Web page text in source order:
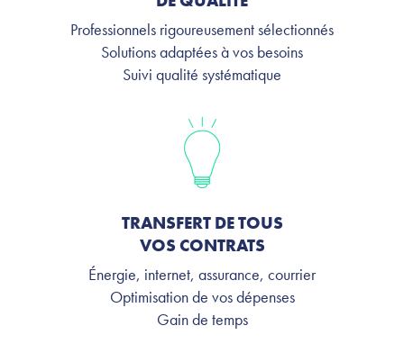
Professionnels rigoureusement sélectionnés
Solutions adaptées à vos besoins
Suivi qualité systématique
TRANSFERT DE TOUS
VOS CONTRATS
Énergie, internet, assurance, courrier
Optimisation de vos dépenses
Gain de temps